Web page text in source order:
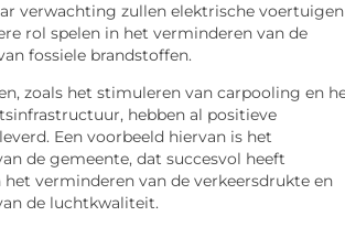
verwachting zullen elektrische voertuigen
rol spelen in het verminderen van de
fossiele brandstoffen.
zoals het stimuleren van carpooling en
hebben al positieve
Een voorbeeld hiervan is het
de gemeente, dat succesvol heeft
het verminderen van de verkeersdrukte en
de luchtkwaliteit.